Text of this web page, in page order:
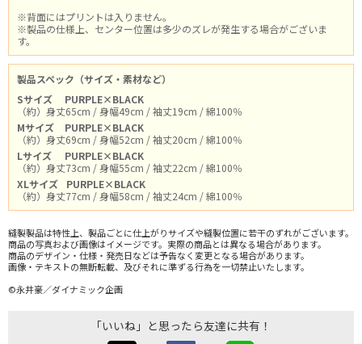
※背面にはプリントは入りません。
※製品の仕様上、センター位置は多少のズレが発生する場合がございま
す。
製品スペック（サイズ・素材など）
Sサイズ
PURPLE×BLACK
（約）身丈65cm / 身幅49cm / 袖丈19cm / 綿100％
Mサイズ
PURPLE×BLACK
（約）身丈69cm / 身幅52cm / 袖丈20cm / 綿100％
Lサイズ
PURPLE×BLACK
（約）身丈73cm / 身幅55cm / 袖丈22cm / 綿100％
XLサイズ
PURPLE×BLACK
（約）身丈77cm / 身幅58cm / 袖丈24cm / 綿100％
縫製製品は特性上、製品ごとに仕上がりサイズや縫製位置に若干のずれがございます。
商品の写真および画像はイメージです。実際の商品とは異なる場合があります。
商品のデザイン・仕様・発売日などは予告なく変更となる場合があります。
画像・テキストの無断転載、及びそれに準ずる行為を一切禁止いたします。
©永井豪／ダイナミック企画
「いいね」と思ったら友達に共有！